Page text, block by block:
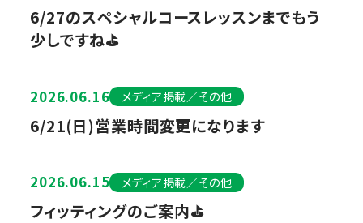
6/27のスペシャルコースレッスンまでもう
少しですね⛳
2026.06.16 メディア掲載／その他
6/21(日)営業時間変更になります
2026.06.15 メディア掲載／その他
フィッティングのご案内⛳